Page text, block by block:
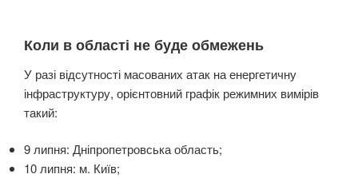
Коли в області не буде обмежень
У разі відсутності масованих атак на енергетичну
інфраструктуру, орієнтовний графік режимних вимірів
такий:
9 липня: Дніпропетровська область;
10 липня: м. Київ;